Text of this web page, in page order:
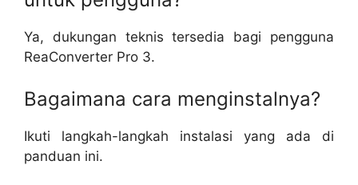
Ya, dukungan teknis tersedia bagi pengguna
ReaConverter Pro 3.
Bagaimana cara menginstalnya?
Ikuti langkah-langkah instalasi yang ada di
panduan ini.